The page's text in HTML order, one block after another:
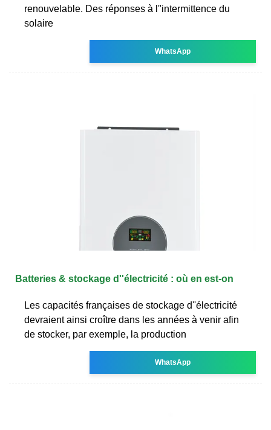
renouvelable. Des réponses à l''intermittence du
solaire
WhatsApp
Batteries & stockage d''électricité : où en est-on
Les capacités françaises de stockage d''électricité
devraient ainsi croître dans les années à venir afin
de stocker, par exemple, la production
WhatsApp